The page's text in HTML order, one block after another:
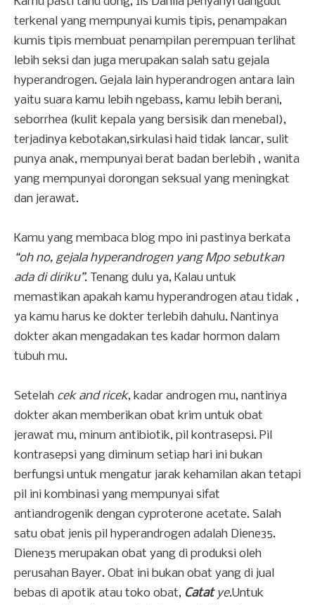
terkenal yang mempunyai kumis tipis, penampakan
kumis tipis membuat penampilan perempuan terlihat
lebih seksi dan juga merupakan salah satu gejala
hyperandrogen. Gejala lain hyperandrogen antara lain
yaitu suara kamu lebih ngebass, kamu lebih berani,
seborrhea (kulit kepala yang bersisik dan menebal),
terjadinya kebotakan,sirkulasi haid tidak lancar, sulit
punya anak, mempunyai berat badan berlebih , wanita
yang mempunyai dorongan seksual yang meningkat
dan jerawat.
Kamu yang membaca blog mpo ini pastinya berkata
“oh no, gejala hyperandrogen yang Mpo sebutkan
ada di diriku”. Tenang dulu ya, Kalau untuk
memastikan apakah kamu hyperandrogen atau tidak ,
ya kamu harus ke dokter terlebih dahulu. Nantinya
dokter akan mengadakan tes kadar hormon dalam
tubuh mu.
Setelah cek and ricek, kadar androgen mu, nantinya
dokter akan memberikan obat krim untuk obat
jerawat mu, minum antibiotik, pil kontrasepsi. Pil
kontrasepsi yang diminum setiap hari ini bukan
berfungsi untuk mengatur jarak kehamilan akan tetapi
pil ini kombinasi yang mempunyai sifat
antiandrogenik dengan cyproterone acetate. Salah
satu obat jenis pil hyperandrogen adalah Diene35.
Diene35 merupakan obat yang di produksi oleh
perusahan Bayer. Obat ini bukan obat yang di jual
bebas di apotik atau toko obat, Catat ye.Untuk